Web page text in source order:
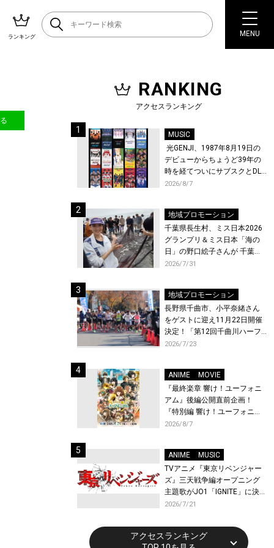
ランキング MENU
RANKING
アクセスランキング
MUSIC
光GENJI、1987年8月19日の
デビューからちょうど39年の
時を経てついにサブスクとDL
配信が解禁！
2026/8/7
地域プロモーション
千葉県長生村、ミス日本2026
グランプリ＆ミス日本「海の
日」の野口絵子さんが 千葉県
唯一の村・長生村で地引網を
2026/7/31
地域プロモーション
長野県千曲市、小平奈緒さん
をゲストに迎え11月22日開催
決定！「第12回千曲川ハーフ
マラソン」エントリー受付開
2026/7/23
ANIME
MOVIE
『最終楽章 響け！ユーフォニ
アム』後編公開直前企画！
『特別編 響け！ユーフォニア
ム〜アンサンブルコンテス
映が決定！
2026/8/7
ANIME
MUSIC
TVアニメ『東京リベンジャー
ズ』三天戦争編オープニング
主題歌がJO1「IGNITE」に決
定！メンバー全員から喜びと
トが到着！9月に東京・大阪で
先行上映会を開催！
2026/7/21
アクセスランキング